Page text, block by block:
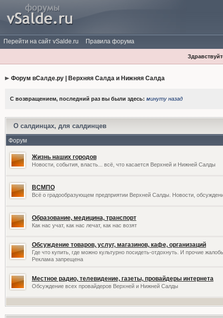
Перейти на сайт vSalde.ru Правила форума
Форум вСалде.ру | Верхняя Салда и Нижняя Салда
С возвращением, последний раз вы были здесь: минуту назад
О салдинцах, для салдинцев
Форум
Жизнь наших городов
Новости, события, власть... всё, что касается Верхней и Нижней Салды
ВСМПО
Всё о градообразующем предприятии Верхней Салды. Новости,
Образование, медицина, транспорт
Как нас учат, как нас лечат, как нас возят
Обсуждение товаров, услуг, магазинов, кафе, организаций
Где что купить, где можно культурно посидеть-отдохнуть. И прочие
Реклама запрещена
Местное радио, телевидение, газеты, провайдеры интернета
Обсуждение всех провайдеров Верхней и Нижней Салды